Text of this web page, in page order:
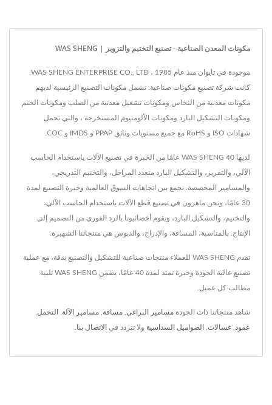
مكونات المعدن الصناعية - تصنيع التختيم والتزوير | WAS SHENG
كانت شركة تصنيع مكونات صناعية. تشمل مكونات التصنيع الرئيسية لديهم
مكونات معدنية من النحاس ومكونات تشغيل معدنية من الصلب ومكونات الختم
ومكونات التشكيل البارد ومكونات الألومنيوم المستخرجة ، والتي تحمل
شهادات ISO و RoHS مع جميع مستويات وثائق PPAP و IMDS و COC.
لديها WAS SHENG 40 عامًا من الخبرة في تصنيع الآلات باستخدام الحاسب
الآلي، والتفريز، والتشكيل البارد متعدد المراحل، والتختيم التدريجي،
والمسامير المخصصة. نجمع بين اتجاهات السوق العالمية وخبرة التصنيع لمدة
30 عامًا، ونحن ماهرون في تصنيع قطع الآلات باستخدام الحاسب الآلي،
والتختيم، والتشكيل البارد، ويقوم أخصائيونا بالرد الفوري من التصميم إلى
الإنتاج. بالمناسبة، المسافة، والإدراج، والدبوس هي منتجاتنا الشهيرة.
تقدم WAS SHENG للعملاء منتجات صناعية للتشكيل والتصنيع بدقة، مع عملية
تصنيع عالية الجودة وخبرة تمتد لمدة 40 عامًا، يضمن WAS SHENG تلبية
مطالب كل عميل.
شاهد منتجاتنا ذات الجودة مسامير البراغي مسافة مسامير الآلة التحمل
عمود غسالات الصواميل السداسية ولا تتردد في الاتصال بنا